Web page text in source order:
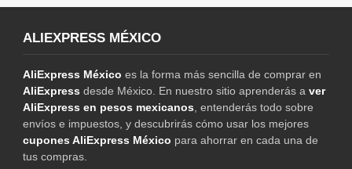
ALIEXPRESS MÉXICO
AliExpress México es la forma más sencilla de comprar en
AliExpress desde México. En nuestro sitio aprenderás a ver
AliExpress en pesos mexicanos , entenderás todo sobre
envíos e impuestos, y descubrirás cómo usar los mejores
cupones AliExpress México para ahorrar en cada una de
tus compras.